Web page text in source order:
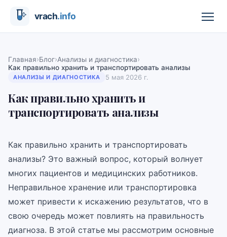
Главная›Блог›Анализы и диагностика›
Как правильно хранить и транспортировать анализы
АНАЛИЗЫ И ДИАГНОСТИКА 5 мая 2026 г.
Как правильно хранить и
транспортировать анализы
Как правильно хранить и транспортировать
анализы? Это важный вопрос, который волнует
многих пациентов и медицинских работников.
Неправильное хранение или транспортировка
может привести к искажению результатов, что в
свою очередь может повлиять на правильность
диагноза. В этой статье мы рассмотрим основные